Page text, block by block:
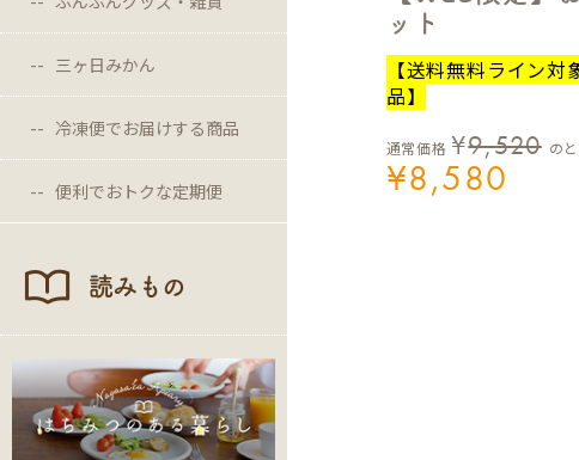
三ヶ日みかん
冷凍便でお届けする商品
便利でおトクな定期便
読みもの
ット
通常価格 ¥9,520 の
¥8,580
【送料無料ライン対
品】